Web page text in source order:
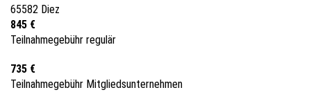
65582 Diez
845 €
Teilnahmegebühr regulär
735 €
Teilnahmegebühr Mitgliedsunternehmen